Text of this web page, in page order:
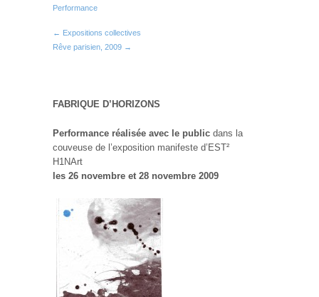
Performance
← Expositions collectives
Rêve parisien, 2009 →
FABRIQUE D’HORIZONS
Performance réalisée avec le public dans la
couveuse de l’exposition manifeste d’EST²
H1NArt
les 26 novembre et 28 novembre 2009